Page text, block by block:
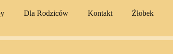
Dla Rodziców Kontakt Żłobek